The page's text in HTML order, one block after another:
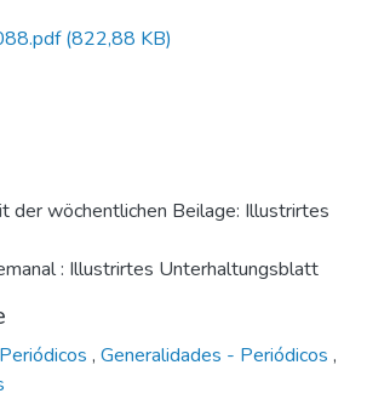
(822,88 KB)
der wöchentlichen Beilage: Illustrirtes
: Illustrirtes Unterhaltungsblatt
, Generalidades - Periódicos ,